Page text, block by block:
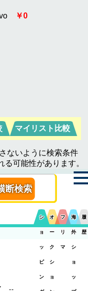
￥0
マイリスト比較
ないように検索条件
可能性があります。